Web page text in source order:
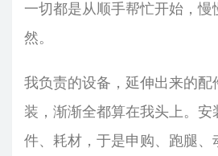
一切都是从顺手帮忙开始，慢
然。
我负责的设备，延伸出来的配
装，渐渐全都算在我头上。安
件、耗材，于是申购、跑腿、